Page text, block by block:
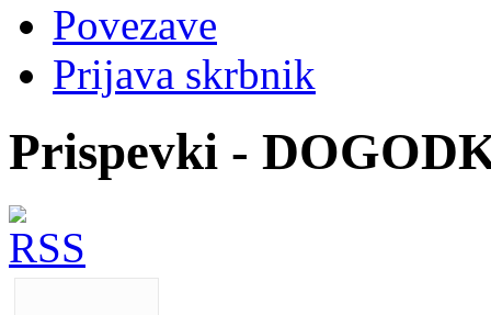
Povezave
Prijava skrbnik
Prispevki -